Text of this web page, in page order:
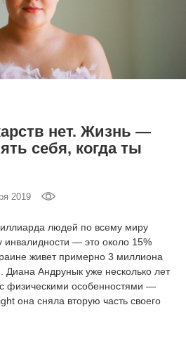
нет. Жизнь —
себя, когда ты
2019
людей по всему миру
— это около 15%
живет примерно 3 миллиона
Диана Андрунык уже несколько лет
физическими особенностями —
она сняла вторую часть своего